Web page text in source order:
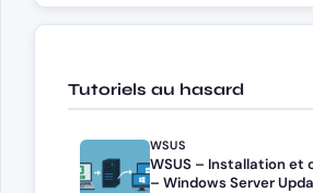
Tutoriels au hasard
WSUS
WSUS – Installation et
– Windows Server